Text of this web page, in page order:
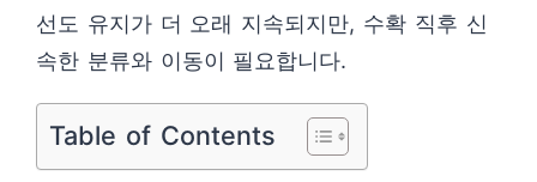
선도 유지가 더 오래 지속되지만, 수확 직후 신
속한 분류와 이동이 필요합니다.
Table of Contents